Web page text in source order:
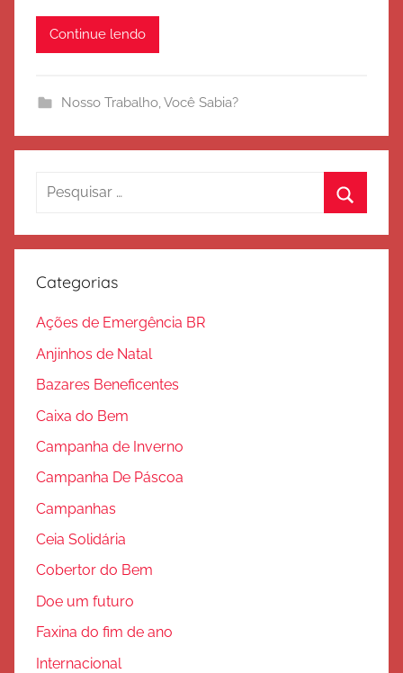
d
l
Continue lendo
Nosso Trabalho,Você Sabia?
Pesquisar
Categorias
Ações de Emergência BR
Anjinhos de Natal
Bazares Beneficentes
Caixa do Bem
Campanha de Inverno
Campanha De Páscoa
Campanhas
Ceia Solidária
Cobertor do Bem
Doe um futuro
Faxina do fim de ano
Internacional